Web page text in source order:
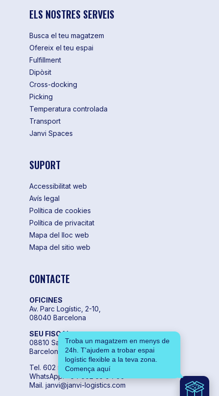
ELS NOSTRES SERVEIS
Busca el teu magatzem
Ofereix el teu espai
Fulfillment
Dipòsit
Cross-docking
Picking
Temperatura controlada
Transport
Janvi Spaces
SUPORT
Accessibilitat web
Avís legal
Política de cookies
Política de privacitat
Mapa del lloc web
Mapa del sitio web
CONTACTE
OFICINES
Av. Parc Logístic, 2-10,
08040 Barcelona
SEU FISCAL
08810 Sant Pere de Ribes,
Barcelona
Tel. 602 55 04 00
WhatsApp. +34 602 55 04 00
Mail. janvi@janvi-logistics.com
Troba un magatzem en menys de
24h. T'ajudem a trobar espai
logístic flexible a la teva zona.
Comença aquí